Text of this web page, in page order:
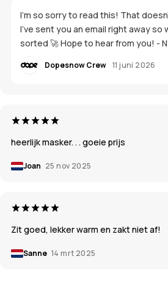
I'm so sorry to read this! That
I've sent you an email right away so
sorted 🚀 Hope to hear from you! -
Dopesnow Crew 11 juni 2026
heerlijk masker. . . goeie prijs
Joan 25 nov 2025
Zit goed, lekker warm en zakt niet af!
Sanne 14 mrt 2025